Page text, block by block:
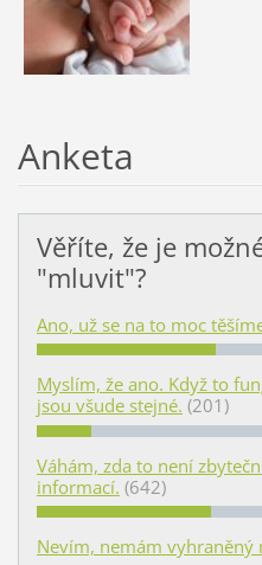
Anketa
Věříte, že je
"mluvit"?
Ano, už se na to moc
Myslím, že ano. Když to
jsou všude stejné. (201)
Váhám, zda to není
informací. (642)
Nevím, nemám vyhraněný